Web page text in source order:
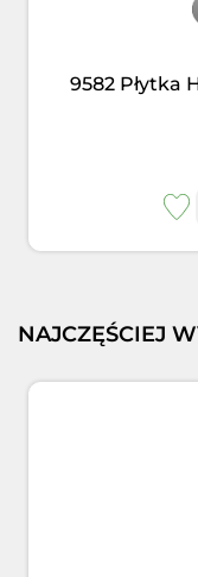
9582 Płytka
NAJCZĘŚCIEJ